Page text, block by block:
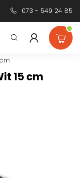
Persoonlijk
073 - 549 24 85
15 cm